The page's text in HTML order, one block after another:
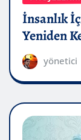
İnsanlık
Yeniden
yönetici